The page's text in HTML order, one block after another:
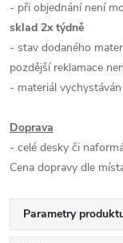
- při objednání není
sklad 2x týdně
- stav dodaného
pozdější reklamace
- materiál
Doprava
- celé desky či
Cena dopravy dle
Parametry